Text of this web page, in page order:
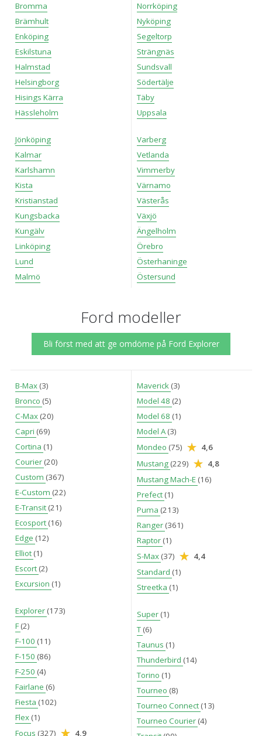
Bromma
Brämhult
Enköping
Eskilstuna
Halmstad
Helsingborg
Hisings Kärra
Hässleholm
Jönköping
Kalmar
Karlshamn
Kista
Kristianstad
Kungsbacka
Kungälv
Linköping
Lund
Malmö
Norrköping
Nyköping
Segeltorp
Strängnäs
Sundsvall
Södertälje
Täby
Uppsala
Varberg
Vetlanda
Vimmerby
Värnamo
Västerås
Växjö
Ängelholm
Örebro
Österhaninge
Östersund
Ford modeller
Bli först med att ge omdöme på Ford Explorer
B-Max (3)
Bronco (5)
C-Max (20)
Capri (69)
Cortina (1)
Courier (20)
Custom (367)
E-Custom (22)
E-Transit (21)
Ecosport (16)
Edge (12)
Elliot (1)
Escort (2)
Excursion (1)
Explorer (173)
F(2)
F-100 (11)
F-150 (86)
F-250 (4)
Fairlane (6)
Fiesta (102)
Flex (1)
Focus (327) 4,9
Maverick (3)
Model 48 (2)
Model 68 (1)
Model A(3)
Mondeo (75)
4,6
Mustang (229)
4,8
Mustang Mach-E (16)
Prefect (1)
Puma (213)
Ranger (361)
Raptor (1)
S-Max (37)
4,4
Standard (1)
Streetka (1)
Super (1)
T (6)
Taunus (1)
Thunderbird (14)
Torino (1)
Tourneo (8)
Tourneo Connect (13)
Tourneo Courier (4)